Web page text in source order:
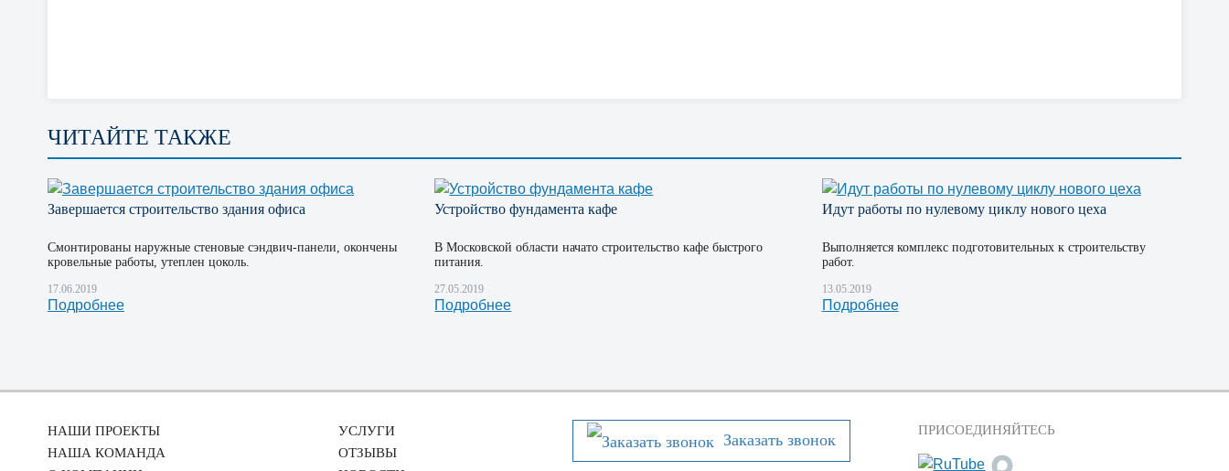
ЧИТАЙТЕ ТАКЖЕ
Завершается строительство здания офиса
Смонтированы наружные стеновые сэндвич-панели, окончены
кровельные работы, утеплен цоколь.
17.06.2019
Подробнее
Устройство фундамента кафе
В Московской области начато строительство кафе быстрого
питания.
27.05.2019
Подробнее
Идут работы по нулевому циклу нового цеха
Выполняется комплекс подготовительных к строительству
работ.
13.05.2019
Подробнее
НАШИ ПРОЕКТЫ
НАША КОМАНДА
УСЛУГИ
ОТЗЫВЫ
Заказать звонок
ПРИСОЕДИНЯЙТЕСЬ